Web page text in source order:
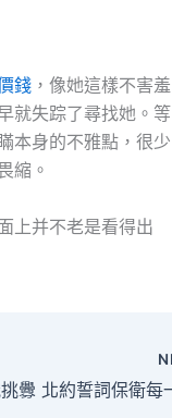
錢 ，像她這樣不害羞
就失踪了尋找她。等
本身的不雅點，很少
縮。
上并不老是看得出